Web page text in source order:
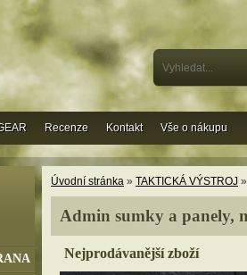
Úvodní stránka » TAKTICKÁ VÝSTROJ
Admin sumky a panely,
Nejprodávanější zboží
Recenze Kontakt Vše o nákupu